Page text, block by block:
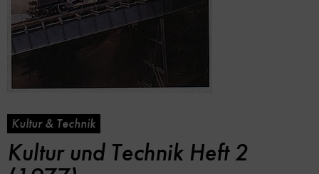
Kultur & Technik
Kultur und Technik Heft 2